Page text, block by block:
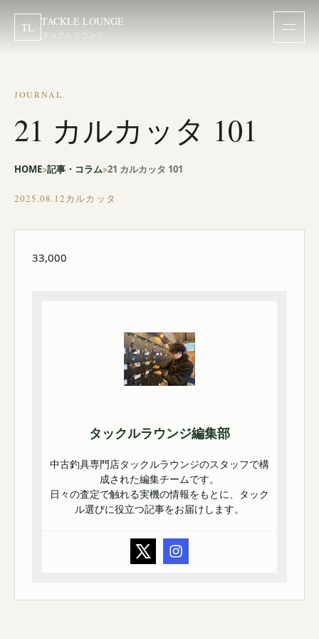
TL TACKLE LOUNGE
タックルラウンジ
JOURNAL
21 カルカッタ 101
HOME 記事・コラム 21 カルカッタ 101
2025.08.12 カルカッタ
33,000
タックルラウンジ編集部
中古釣具専門店タックルラウンジのスタッフで構
成された編集チームです。
日々の査定で触れる実機の情報をもとに、タック
ル選びに役立つ記事をお届けします。